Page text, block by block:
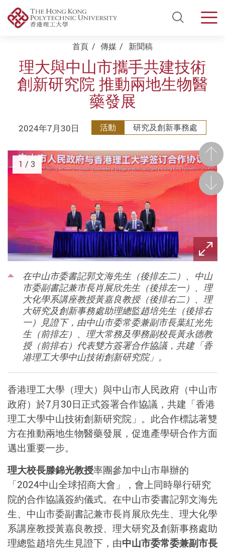
Open
Start main content首頁 傳媒 新聞稿
理大與中山市攜手共建技術
創新研究院 推動兩地生物醫
藥發展
2024年7月30日 活動 研究及創新事務處
前
在中山市委書記郭文海先生（後排左二）、中山
市委副書記兼市長肖展欣先生（後排左一）、理
大化學系講座教授黃嘉良教授（後排右二）、理
大研究及創新事務處助理總監趙培先生（後排右
一）見證下，由中山市委常委兼副市長葉紅光先
生（前排左）、理大常務及學務副校長黃永德教
授（前排右）代表雙方簽署合作協議，共建「香
港理工大學中山技術創新研究院」。
後一
1 / 3
香港理工大學（理大）與中山市人民政府（中山市
政府）於7月30日正式簽署合作協議，共建「香港
理工大學中山技術創新研究院」。此合作標誌著雙
方在推動兩地生物醫藥發展，促進產學研合作方面
邁出重要一步。
理大校長滕錦光教授率團參加中山市舉辦的
「2024中山全球招商大會」，會上同時舉行研究
院的合作協議簽約儀式。在中山市委書記郭文海先
生、中山市委副書記兼市長肖展欣先生、理大化學
系講座教授黃嘉良教授、理大研究及創新事務處助
理總監趙培先生見證下，由中山市委常委兼副市長